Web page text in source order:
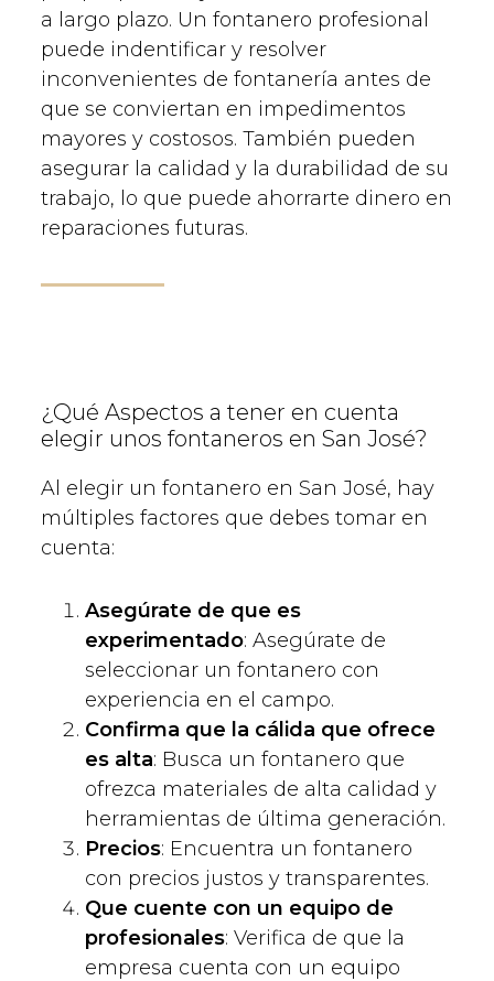
a largo plazo. Un fontanero profesional
puede indentificar y resolver
inconvenientes de fontanería antes de
que se conviertan en impedimentos
mayores y costosos. También pueden
asegurar la calidad y la durabilidad de su
trabajo, lo que puede ahorrarte dinero en
reparaciones futuras.
¿Qué Aspectos a tener en cuenta
elegir unos fontaneros en San José?
Al elegir un fontanero en San José, hay
múltiples factores que debes tomar en
cuenta:
Asegúrate de que es
experimentado: Asegúrate de
seleccionar un fontanero con
experiencia en el campo.
Confirma que la cálida que ofrece
es alta: Busca un fontanero que
ofrezca materiales de alta calidad y
herramientas de última generación.
Precios: Encuentra un fontanero
con precios justos y transparentes.
Que cuente con un equipo de
profesionales: Verifica de que la
empresa cuenta con un equipo